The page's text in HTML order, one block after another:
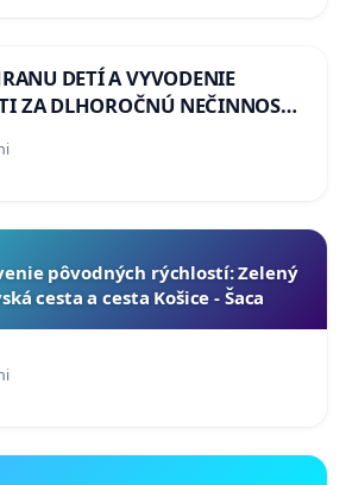
DETÍ A VYVODENIE
ZA DLHOROČNÚ NEČINNOSŤ
pôvodných rýchlostí: Zelený
cesta a cesta Košice - Šaca